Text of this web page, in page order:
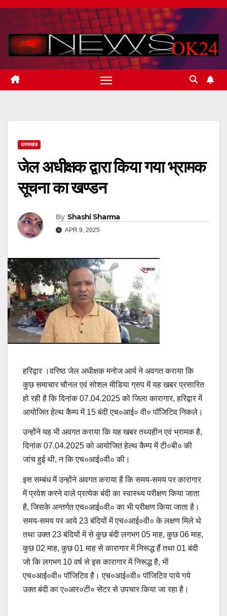
Skip
content
उत्तराखंड
जेल अधीक्षक द्वारा किया गया भ्रामक
सूचना का खण्डन
By Shashi Sharma
APR 9, 2025
हरिद्वार ।वरिष्ठ जेल अधीक्षक मनोज आर्य ने अवगत कराया कि
कुछ समाचार चौनल एवं सोशल मीडिया ग्रुप में यह खबर प्रसारित
हो रही है कि दिनांक 07.04.2025 को जिला कारागार, हरिद्वार में
आयोजित हेल्थ कैम्प में 15 बंदी एच०आई० वी० पॉजिटिव निकले।
उन्होंने यह भी अवगत कराया कि यह खबर तथ्यहीन एवं भ्रामक है,
दिनांक 07.04.2025 को आयोजित हेल्थ कैम्प में टी०बी० की
जांच हुई थी, न कि एच०आई०वी० की।
इस सम्बंध में उन्होंने अवगत कराया है कि समय-समय पर कारागार
में प्रवेश करने वाले प्रत्येक बंदी का स्वास्थ्य परीक्षण किया जाता
है, जिसके अन्तर्गत एच०आई०वी० का भी परीक्षण किया जाता है।
समय-समय पर आये 23 बंदियों में एच०आई०वी० के लक्षण मिले थे
तथा उक्त 23 बंदियों में से कुछ बंदी लगभग 05 माह, कुछ 06 माह,
कुछ 02 माह, कुछ 01 माह से कारागार में निरूद्ध हैं तथा 01 बंदी
जो कि लगभग 10 वर्ष से इस कारागार में निरूद्ध है, भी
एच०आई०वी० पॉजिटिव है। एच०आई०वी० पॉजिटिव पाये गये
उक्त बंदी का ए०आर०टी० सेंटर से उपचार किया जा रहा है।